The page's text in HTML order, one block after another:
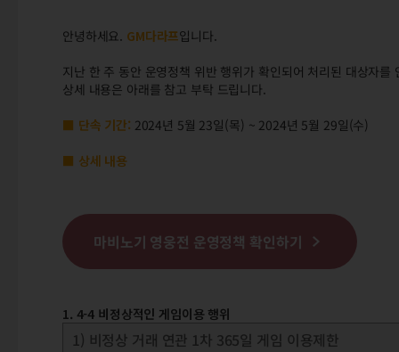
안녕하세요. GM다라프입니다.
지난 한 주 동안 운영정책 위반 행위가 확인되어 처리된 대상자를
상세 내용은 아래를 참고 부탁 드립니다.
■ 단속 기간: 2024년 5월 23일(목) ~ 2024년 5월 29일(수)
■ 상세 내용
마비노기 영웅전 운영정책 확인하기
1. 4-4 비정상적인 게임이용 행위
1) 비정상 거래 연관 1차 365일 게임 이용제한